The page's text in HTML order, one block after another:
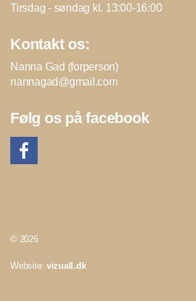
Tirsdag - søndag kl. 13:00-16:00
Kontakt os:
Nanna Gad (forperson)
nannagad@gmail.com
Følg os på facebook
© 2026
Website: vizuall.dk